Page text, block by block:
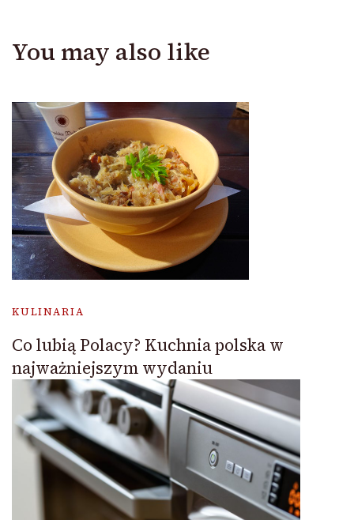
You may also like
KULINARIA
Co lubią Polacy? Kuchnia polska w
najważniejszym wydaniu